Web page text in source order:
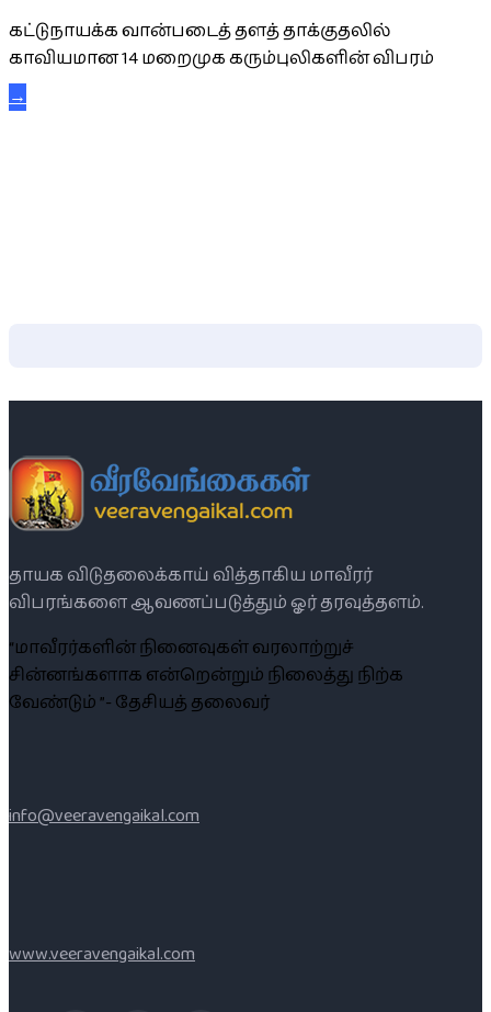
கட்டுநாயக்க வான்படைத் தளத் தாக்குதலில்
காவியமான 14 மறைமுக கரும்புலிகளின் விபரம்
→
தாயக விடுதலைக்காய் வித்தாகிய மாவீரர்
விபரங்களை ஆவணப்படுத்தும் ஓர் தரவுத்தளம்.
“மாவீரர்களின் நினைவுகள் வரலாற்றுச்
சின்னங்களாக என்றென்றும் நிலைத்து நிற்க
வேண்டும் ”- தேசியத் தலைவர்
info@veeravengaikal.com
www.veeravengaikal.com